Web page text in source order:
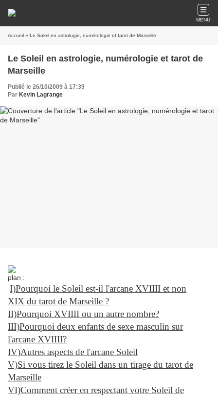
MENU
Accueil » Le Soleil en astrologie, numérologie et tarot de Marseille
Le Soleil en astrologie, numérologie et tarot de
Marseille
Publié le 26/10/2009 à 17:39
Par Kevin Lagrange
plan :
I)Pourquoi le Soleil est-il l'arcane XVIIII et non
XIX du tarot de Marseille ?
II)Pourquoi XVIIII ou un autre nombre?
III)Pourquoi deux enfants de sexe masculin sur
l'arcane XVIIII?
IV)Autres aspects de l'arcane Soleil
V)Si vous tirez le Soleil dans un tirage du tarot de
Marseille
VI)Comment créer en respectant votre Soleil de